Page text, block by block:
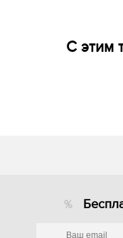
С этим